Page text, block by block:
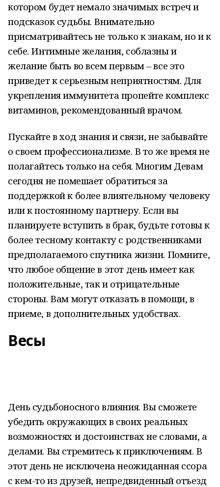
котором будет немало значимых встреч и
подсказок судьбы. Внимательно
присматривайтесь не только к знакам, но и к
себе. Интимные желания, соблазны и
желание быть во всем первым – все это
приведет к серьезным неприятностям. Для
укрепления иммунитета пропейте комплекс
витаминов, рекомендованный врачом.
Пускайте в ход знания и связи, не забывайте
о своем профессионализме. В то же время не
полагайтесь только на себя. Многим Девам
сегодня не помешает обратиться за
поддержкой к более влиятельному человеку
или к постоянному партнеру. Если вы
планируете вступить в брак, будьте готовы к
более тесному контакту с родственниками
предполагаемого спутника жизни. Помните,
что любое общение в этот день имеет как
положительные, так и отрицательные
стороны. Вам могут отказать в помощи, в
приеме, в дополнительных удобствах.
Весы
День судьбоносного влияния. Вы сможете
убедить окружающих в своих реальных
возможностях и достоинствах не словами, а
делами. Вы стремитесь к приключениям. В
этот день не исключена неожиданная ссора
с кем-то из друзей, непредвиденный отъезд